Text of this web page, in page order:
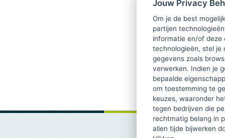
Jouw Privacy
Om je de best
partijen
informatie en/of deze
technologieën, stel je
gegevens zoals
verwerken. Indien je
bepaalde
om toestemming te
keuzes, waaronder
tegen bedrijven die
rechtmatig belang in
allen tijde bijwerken